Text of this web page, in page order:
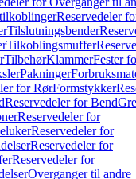
Reservedeler
Tilslutningsbender
Tilkoblingsmuffer
TilbehørKlammerFester
Pakninger
for RørFormstykker
Reservedeler for Bend
Reservedeler for
Reservedeler for
Reservedeler for
Reservedeler for
Overganger til andre